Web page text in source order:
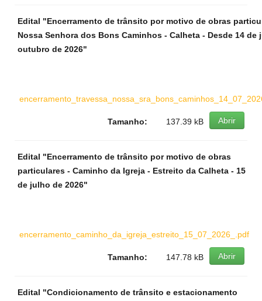
Edital "Encerramento de trânsito por motivo de obras
Nossa Senhora dos Bons Caminhos - Calheta - Desde 14 de
outubro de 2026"
Abrir
Tamanho: 137.39 kB
Edital "Encerramento de trânsito por motivo de obras
particulares - Caminho da Igreja - Estreito da Calheta - 15
de julho de 2026"
encerramento_caminho_da_igreja_estreito_15_07_2026_.pdf
Abrir
Tamanho: 147.78 kB
Edital "Condicionamento de trânsito e estacionamento